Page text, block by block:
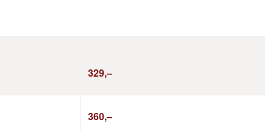
329,–
360,–